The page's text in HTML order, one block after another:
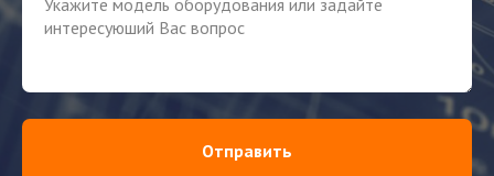
Отправить